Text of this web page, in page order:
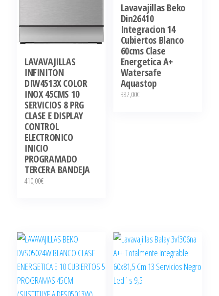
LAVAVAJILLAS
INFINITON
DIW4513X COLOR
INOX 45CMS 10
SERVICIOS 8 PRG
CLASE E DISPLAY
CONTROL
ELECTRONICO
INICIO
PROGRAMADO
TERCERA BANDEJA
410,00€
Lavavajillas Beko
Din26410
Integracion 14
Cubiertos Blanco
60cms Clase
Energetica A+
Watersafe
Aquastop
382,00€